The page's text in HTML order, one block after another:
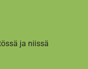
ja niissä